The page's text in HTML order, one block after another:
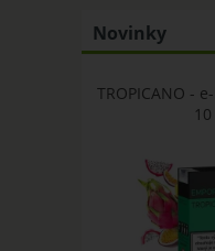
Novinky
TROPICANO -